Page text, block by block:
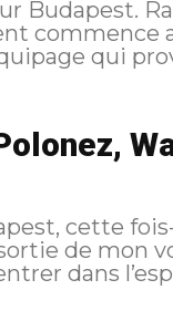
l’itinéraire suivi :
qui
fois-ci sur
dans